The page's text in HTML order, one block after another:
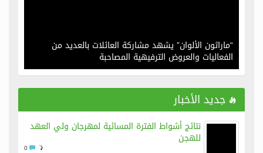
“ماراثون الألوان” يشهد مشاركة العائلات بالعديد من
الفعاليات والعروض الترفيهية المصاحبة
جديد الأخبار
نتائج أشواط الفترة المسائية لمهرجان ولي العهد
للهجن